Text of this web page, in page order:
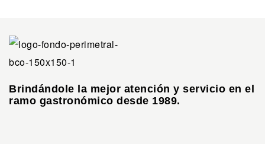
Brindándole la mejor atención y servicio en el
ramo gastronómico desde 1989.